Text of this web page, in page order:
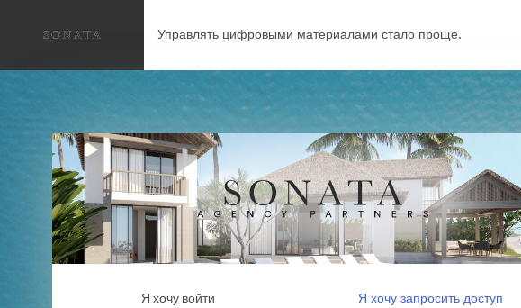
Управлять цифровыми материалами стало проще.
Я хочу войти Я хочу запросить доступ